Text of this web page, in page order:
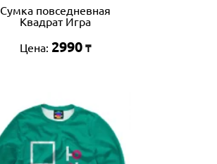
Сумка повседневная
Квадрат Игра
Цена: 2990 ₸